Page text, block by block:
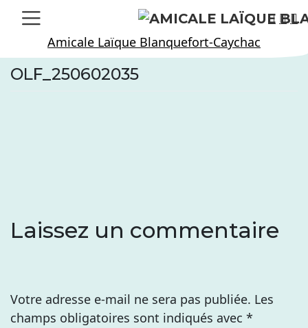
Skip
Amicale Laïque Blanquefort-Caychac
OLF_250602035
Laissez un commentaire
Votre adresse e-mail ne sera pas publiée. Les
champs obligatoires sont indiqués avec *